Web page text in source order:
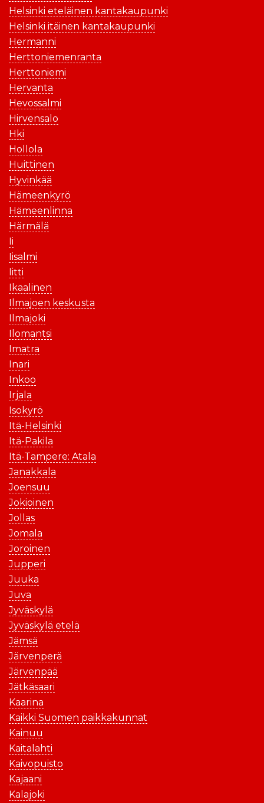
Helsinki eteläinen kantakaupunki
Helsinki itäinen kantakaupunki
Hermanni
Herttoniemenranta
Herttoniemi
Hervanta
Hevossalmi
Hirvensalo
Hki
Hollola
Huittinen
Hyvinkää
Hämeenkyrö
Hämeenlinna
Härmälä
Ii
Iisalmi
Iitti
Ikaalinen
Ilmajoen keskusta
Ilmajoki
Ilomantsi
Imatra
Inari
Inkoo
Irjala
Isokyrö
Itä-Helsinki
Itä-Pakila
Itä-Tampere: Atala
Janakkala
Joensuu
Jokioinen
Jollas
Jomala
Joroinen
Jupperi
Juuka
Juva
Jyväskylä
Jyväskylä etelä
Jämsä
Järvenperä
Järvenpää
Jätkäsaari
Kaarina
Kaikki Suomen paikkakunnat
Kainuu
Kaitalahti
Kaivopuisto
Kajaani
Kalajoki